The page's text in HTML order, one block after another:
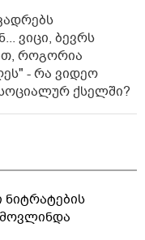
ვიცი, ბევრს
როგორია
- რა ვიდეო
ქსელში?
ნიტრატების